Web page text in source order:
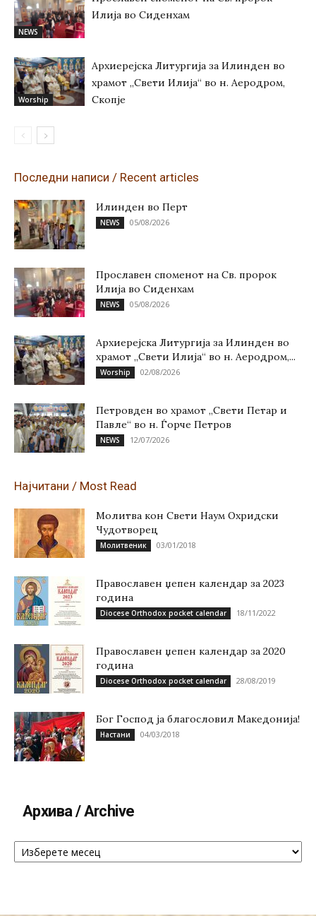
NEWS
Илија во Сиденхам
Worship
Архиерејска Литургија за Илинден во
храмот „Свети Илија“ во н. Аеродром,
Скопје
Последни написи / Recent articles
Илинден во Перт
NEWS 05/08/2026
Прославен споменот на Св. пророк
Илија во Сиденхам
NEWS 05/08/2026
Архиерејска Литургија за Илинден во
храмот „Свети Илија“ во н. Аеродром,...
Worship 02/08/2026
Петровден во храмот „Свети Петар и
Павле“ во н. Ѓорче Петров
NEWS 12/07/2026
Најчитани / Most Read
Молитва кон Свети Наум Охридски
Чудотворец
Молитвеник 03/01/2018
Православен џепен календар за 2023
година
Diocese Orthodox pocket calendar 18/11/2022
Православен џепен календар за 2020
година
Diocese Orthodox pocket calendar 28/08/2019
Бог Господ ја благословил Македонија!
Настани 04/03/2018
Архива / Archive
Архива